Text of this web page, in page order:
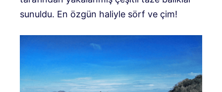
sunuldu. En özgün haliyle sörf ve çim!